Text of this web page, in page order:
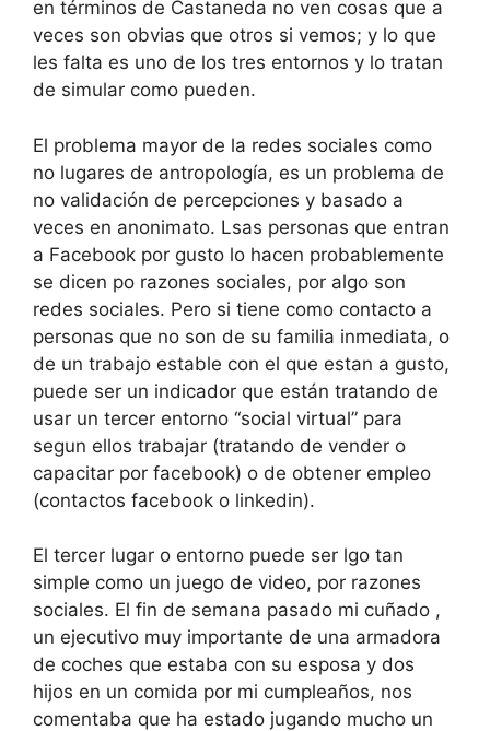
en términos de Castaneda no ven cosas que a
veces son obvias que otros si vemos; y lo que
les falta es uno de los tres entornos y lo tratan
de simular como pueden.
El problema mayor de la redes sociales como
no lugares de antropología, es un problema de
no validación de percepciones y basado a
veces en anonimato. Lsas personas que entran
a Facebook por gusto lo hacen probablemente
se dicen po razones sociales, por algo son
redes sociales. Pero si tiene como contacto a
personas que no son de su familia inmediata, o
de un trabajo estable con el que estan a gusto,
puede ser un indicador que están tratando de
usar un tercer entorno “social virtual” para
segun ellos trabajar (tratando de vender o
capacitar por facebook) o de obtener empleo
(contactos facebook o linkedin).
El tercer lugar o entorno puede ser lgo tan
simple como un juego de video, por razones
sociales. El fin de semana pasado mi cuñado ,
un ejecutivo muy importante de una armadora
de coches que estaba con su esposa y dos
hijos en un comida por mi cumpleaños, nos
comentaba que ha estado jugando mucho un